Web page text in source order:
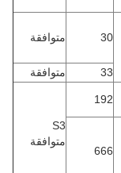
30 متوافقة
33
متوافقة
192
S3
متوافقة
666